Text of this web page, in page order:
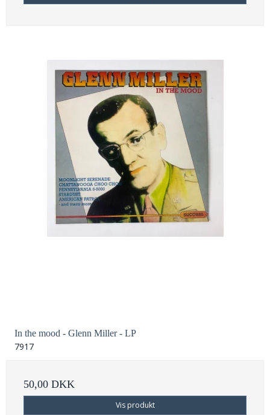
In the mood - Glenn Miller - LP
7917
50,00 DKK
Vis produkt